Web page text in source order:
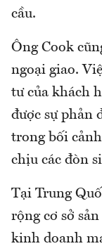
cầu.
Ông Cook
ngoại giao.
tư của khách
được sự phản
trong bối
chịu các đòn
Tại Trung
rộng cơ sở
kinh doanh